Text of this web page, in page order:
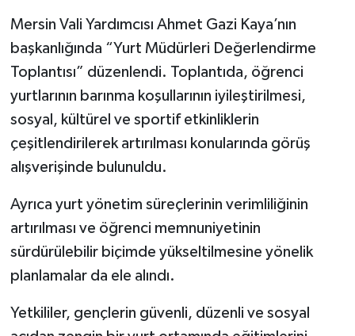
Mersin Vali Yardımcısı Ahmet Gazi Kaya’nın
başkanlığında “Yurt Müdürleri Değerlendirme
Toplantısı” düzenlendi. Toplantıda, öğrenci
yurtlarının barınma koşullarının iyileştirilmesi,
sosyal, kültürel ve sportif etkinliklerin
çeşitlendirilerek artırılması konularında görüş
alışverişinde bulunuldu.
Ayrıca yurt yönetim süreçlerinin verimliliğinin
artırılması ve öğrenci memnuniyetinin
sürdürülebilir biçimde yükseltilmesine yönelik
planlamalar da ele alındı.
Yetkililer, gençlerin güvenli, düzenli ve sosyal